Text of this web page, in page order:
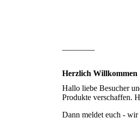
Herzlich Willkommen
Hallo liebe Besucher
Produkte verschaffen.
Dann meldet euch -